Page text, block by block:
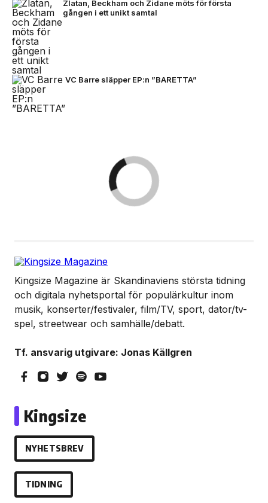
Zlatan, Beckham och Zidane möts för första
gången i ett unikt samtal
VC Barre släpper EP:n ”BARETTA”
Kingsize Magazine är Skandinaviens största tidning
och digitala nyhetsportal för populärkultur inom
musik, konserter/festivaler, film/TV, sport, dator/tv-
spel, streetwear och samhälle/debatt.
Tf. ansvarig utgivare: Jonas Källgren
Kingsize
NYHETSBREV
TIDNING